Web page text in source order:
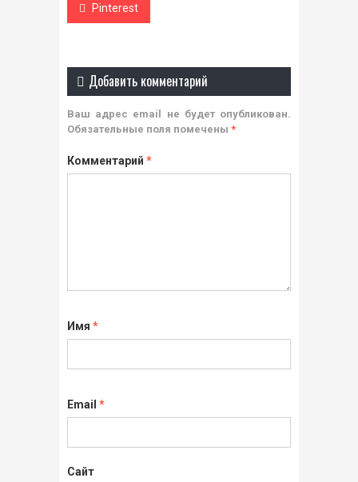
Pinterest
Добавить комментарий
Ваш адрес email не будет опубликован.
Обязательные поля помечены *
Комментарий *
Имя *
Email *
Сайт